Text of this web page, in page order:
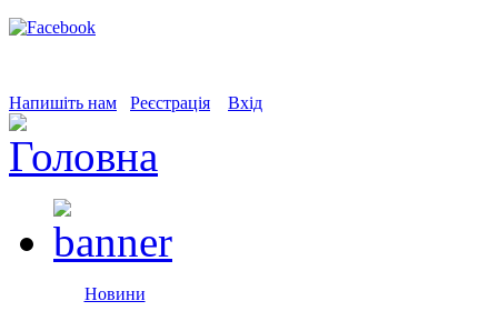
Напишіть нам Реєстрація Вхід
Новини